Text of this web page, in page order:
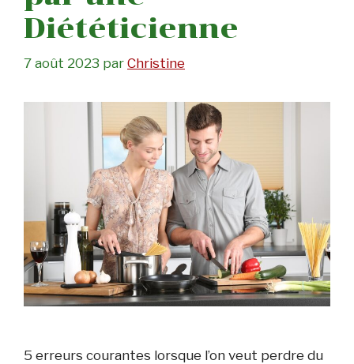
Diététicienne
7 août 2023 par Christine
5 erreurs courantes lorsque l’on veut perdre du